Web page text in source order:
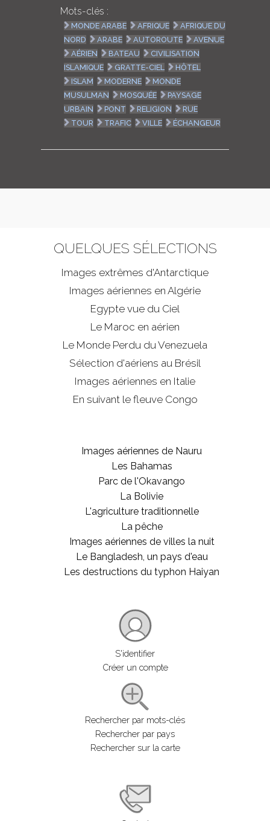
Mots-clés :
MONDE ARABE AFRIQUE
AFRIQUE DU
NORD
ARABE AUTOROUTE
AVENUE
AÉRIEN
BATEAU
CIVILISATION
ISLAMIQUE
GRATTE-CIEL
HÔTEL
ISLAM
MODERNE
MONDE
MUSULMAN
MOSQUÉE
PAYSAGE
URBAIN
PONT RELIGION
RUE
TOUR
TRAFIC VILLE ÉCHANGEUR
QUELQUES SÉLECTIONS
Images extrêmes d'Antarctique
Images aériennes en Algérie
Egypte vue du Ciel
Le Maroc en aérien
Le Monde Perdu du Venezuela
Sélection d'aériens au Brésil
Images aériennes en Italie
En suivant le fleuve Congo
Images aériennes de Nauru
Les Bahamas
Parc de l'Okavango
La Bolivie
L'agriculture traditionnelle
La pêche
Images aériennes de villes la nuit
Le Bangladesh, un pays d'eau
Les destructions du typhon Haiyan
S'identifier
Créer un compte
Rechercher par mots-clés
Rechercher par pays
Rechercher sur la carte